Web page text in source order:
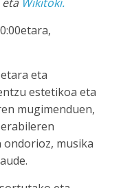
eta
estetikoa eta
mugimenduen,
musika